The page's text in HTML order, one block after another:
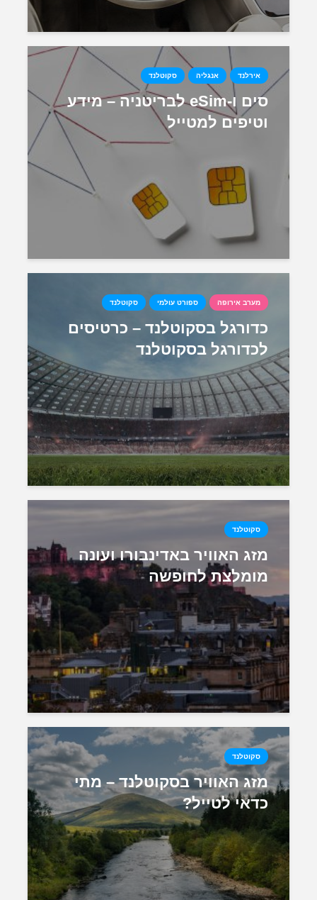
אירלנד אנגליה סקוטלנד
סים ו-eSim לבריטניה – מידע
וטיפים למטייל
מערב אירופה ספורט עולמי סקוטלנד
כדורגל בסקוטלנד – כרטיסים
לכדורגל בסקוטלנד
סקוטלנד
מזג האוויר באדינבורו ועונה
מומלצת לחופשה
סקוטלנד
מזג האוויר בסקוטלנד – מתי
כדאי לטייל?